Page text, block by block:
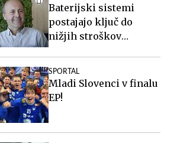
Baterijski sistemi
postajajo ključ do
nižjih stroškov
SPORTAL
Mladi Slovenci v finalu
EP!